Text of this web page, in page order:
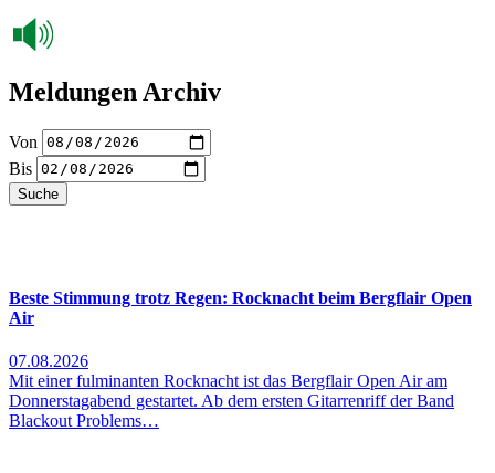
Meldungen Archiv
Von
Bis
Suche
Beste Stimmung trotz Regen: Rocknacht beim Bergflair Open
Air
07.08.2026
Mit einer fulminanten Rocknacht ist das Bergflair Open Air am
Donnerstagabend gestartet. Ab dem ersten Gitarrenriff der Band
Blackout Problems…